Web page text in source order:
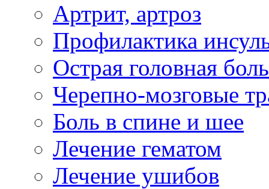
Артрит, артроз
Профилактика
Острая головная боль
Черепно-мозговые
Боль в спине и шее
Лечение гематом
Лечение ушибов